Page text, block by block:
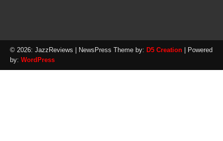
© 2026: JazzReviews | NewsPress Theme by: D5 Creation | Powered
by: WordPress